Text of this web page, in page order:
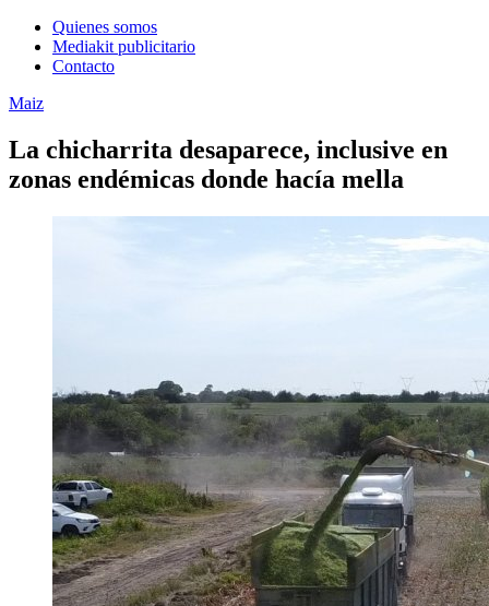
Quienes somos
Mediakit publicitario
Contacto
Maiz
La chicharrita desaparece, inclusive en
zonas endémicas donde hacía mella